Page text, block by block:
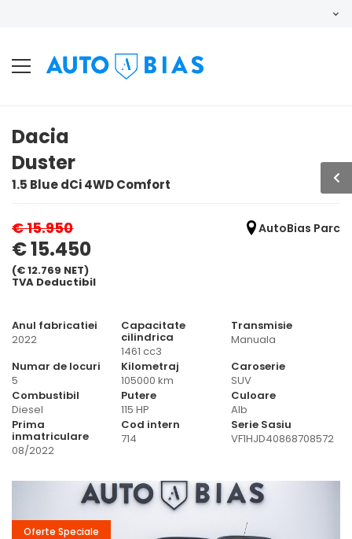
Dacia
Duster
1.5 Blue dCi 4WD Comfort
€ 15.950 AutoBias Parc
€ 15.450
(€ 12.769 NET)
TVA Deductibil
Anul fabricatiei
2022
Capacitate
cilindrica
1461 cc3
Transmisie
Manuala
Numar de locuri
5
Kilometraj
105000 km
Caroserie
SUV
Combustibil
Diesel
Putere
115 HP
Culoare
Alb
Prima
inmatriculare
08/2022
Cod intern
714
Serie Sasiu
VF1HJD40868708572
Oferte Speciale